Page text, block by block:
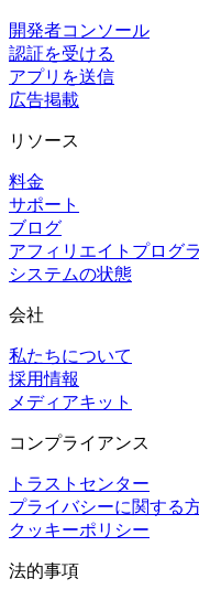
開発者コンソール
認証を受ける
アプリを送信
広告掲載
リソース
料金
サポート
ブログ
アフィリエイトプログ
システムの状態
会社
私たちについて
採用情報
メディアキット
コンプライアンス
トラストセンター
プライバシーに関する
クッキーポリシー
法的事項